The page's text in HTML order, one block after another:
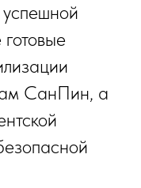
СанПин, а